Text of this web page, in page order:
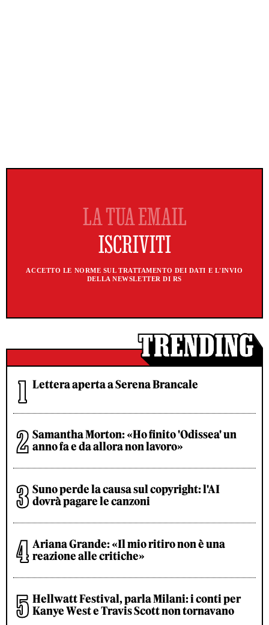
ACCETTO LE NORME SUL TRATTAMENTO DEI DATI E L'INVIO
DELLA NEWSLETTER DI RS
Lettera aperta a Serena Brancale
Samantha Morton: «Ho finito 'Odissea' un
anno fa e da allora non lavoro»
Suno perde la causa sul copyright: l'AI
dovrà pagare le canzoni
Ariana Grande: «Il mio ritiro non è una
reazione alle critiche»
Hellwatt Festival, parla Milani: i conti per
Kanye West e Travis Scott non tornavano